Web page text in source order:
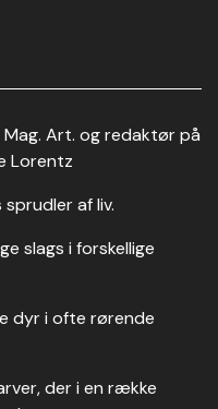
Art. og redaktør på
Lorentz
af liv.
slags i forskellige
dyr i ofte rørende
der i en række